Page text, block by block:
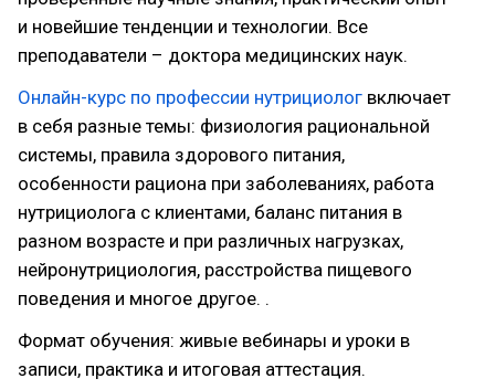
и новейшие тенденции и технологии. Все
преподаватели – доктора медицинских наук.
Онлайн-курс по профессии нутрициолог включает
в себя разные темы: физиология рациональной
системы, правила здорового питания,
особенности рациона при заболеваниях, работа
нутрициолога с клиентами, баланс питания в
разном возрасте и при различных нагрузках,
нейронутрициология, расстройства пищевого
поведения и многое другое. .
Формат обучения: живые вебинары и уроки в
записи, практика и итоговая аттестация.